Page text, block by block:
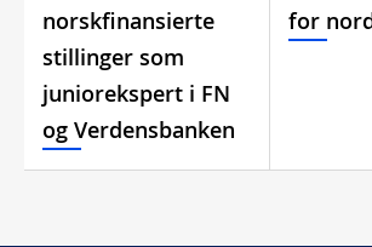
norskfinansierte
stillinger som
juniorekspert i FN
og Verdensbanken
for